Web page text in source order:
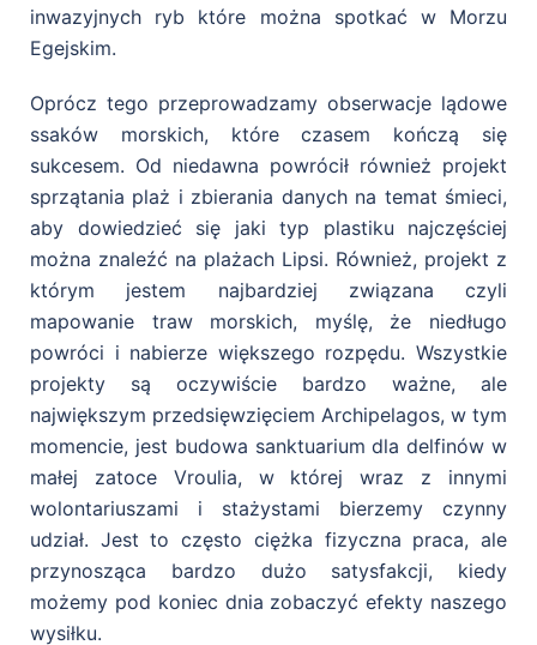
inwazyjnych ryb które można spotkać w Morzu
Egejskim.
Oprócz tego przeprowadzamy obserwacje lądowe
ssaków morskich, które czasem kończą się
sukcesem. Od niedawna powrócił również projekt
sprzątania plaż i zbierania danych na temat śmieci,
aby dowiedzieć się jaki typ plastiku najczęściej
można znaleźć na plażach Lipsi. Również, projekt z
którym jestem najbardziej związana czyli
mapowanie traw morskich, myślę, że niedługo
powróci i nabierze większego rozpędu. Wszystkie
projekty są oczywiście bardzo ważne, ale
największym przedsięwzięciem Archipelagos, w tym
momencie, jest budowa sanktuarium dla delfinów w
małej zatoce Vroulia, w której wraz z innymi
wolontariuszami i stażystami bierzemy czynny
udział. Jest to często ciężka fizyczna praca, ale
przynosząca bardzo dużo satysfakcji, kiedy
możemy pod koniec dnia zobaczyć efekty naszego
wysiłku.